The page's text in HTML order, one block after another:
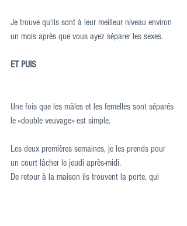
Je trouve qu'ils sont à leur meilleur niveau environ
un mois après que vous ayez séparer les sexes.
ET PUIS
Une fois que les mâles et les femelles sont séparés
le «double veuvage» est simple.
Les deux premières semaines, je les prends pour
un court lâcher le jeudi après-midi.
De retour à la maison ils trouvent la porte, qui